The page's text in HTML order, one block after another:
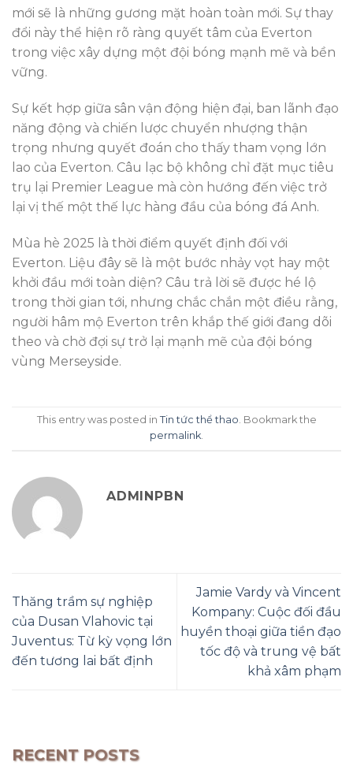
mới sẽ là những gương mặt hoàn toàn mới. Sự thay
đổi này thể hiện rõ ràng quyết tâm của Everton
trong việc xây dựng một đội bóng mạnh mẽ và bền
vững.
Sự kết hợp giữa sân vận động hiện đại, ban lãnh đạo
năng động và chiến lược chuyển nhượng thận
trọng nhưng quyết đoán cho thấy tham vọng lớn
lao của Everton. Câu lạc bộ không chỉ đặt mục tiêu
trụ lại Premier League mà còn hướng đến việc trở
lại vị thế một thế lực hàng đầu của bóng đá Anh.
Mùa hè 2025 là thời điểm quyết định đối với
Everton. Liệu đây sẽ là một bước nhảy vọt hay một
khởi đầu mới toàn diện? Câu trả lời sẽ được hé lộ
trong thời gian tới, nhưng chắc chắn một điều rằng,
người hâm mộ Everton trên khắp thế giới đang dõi
theo và chờ đợi sự trở lại mạnh mẽ của đội bóng
vùng Merseyside.
This entry was posted in Tin tức thể thao . Bookmark the
permalink
ADMINPBN
Thăng trầm sự nghiệp
của Dusan Vlahovic tại
Juventus: Từ kỳ vọng lớn
đến tương lai bất định
Jamie Vardy và Vincent
Kompany: Cuộc đối đầu
huyền thoại giữa tiền đạo
tốc độ và trung vệ bất
khả xâm phạm
RECENT POSTS